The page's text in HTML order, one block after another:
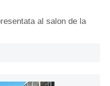
al salon de la